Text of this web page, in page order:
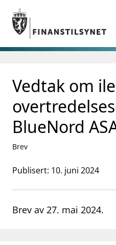
Gå til hovedinnhold
Gå til søkesiden
nettstedet
language
English
Tilsyn
Aktuelt
Finanstilsynets registre
Vedtak om
BlueNord
Brev
Publisert: 10. juni 2024
Brev av 27. mai 2024.